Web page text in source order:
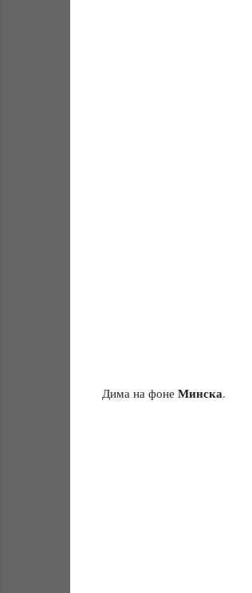
Дима на фоне Минска.